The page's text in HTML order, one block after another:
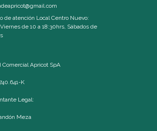
de atención Local Centro Nuevo:
de 10 a 18:30hrs, Sábados de
Comercial Apricot SpA
K
Legal:
Meza